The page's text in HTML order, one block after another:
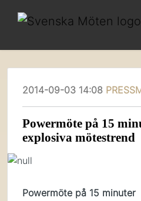
2014-09-03 14:08
Powermöte på 15
explosiva mötestrend
Powermöte på 15 minuter